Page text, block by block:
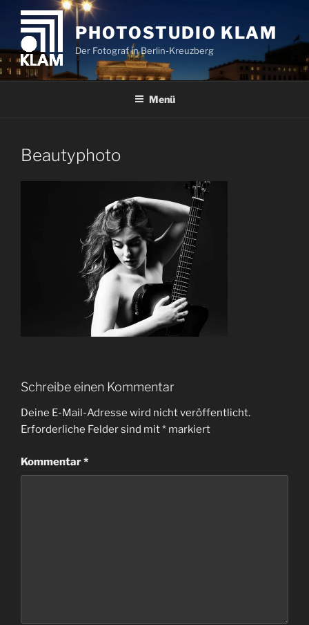
Zum
Inhalt
springen
PHOTOSTUDIO KLAM
Der Fotograf in Berlin-Kreuzberg
Menü
Beautyphoto
Schreibe einen Kommentar
Deine E-Mail-Adresse wird nicht veröffentlicht.
Erforderliche Felder sind mit* markiert
Kommentar*